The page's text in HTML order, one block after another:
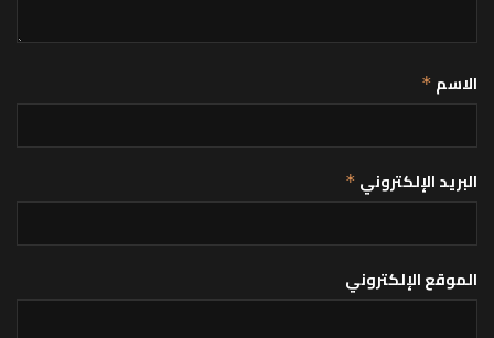
الاسم *
البريد الإلكتروني *
الموقع الإلكتروني